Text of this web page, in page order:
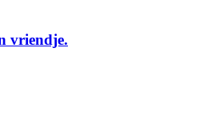
vriendje.